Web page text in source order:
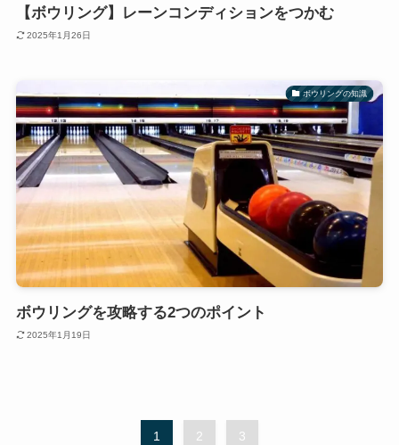
【ボウリング】レーンコンディションをつかむ
2025年1月26日
ボウリングの知識
ボウリングを攻略する2つのポイント
2025年1月19日
1 2 3